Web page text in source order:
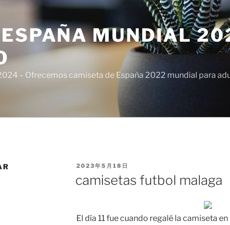
MUNDIAL
– Ofrecemos camiseta de España 2022 mundial para
PUBLICADO
2023年5月18日
camisetas futbol malaga
El día 11 fue cuando regalé la camiseta